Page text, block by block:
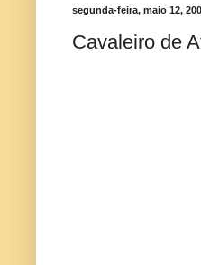
segunda-feira, maio 12,
Cavaleiro de